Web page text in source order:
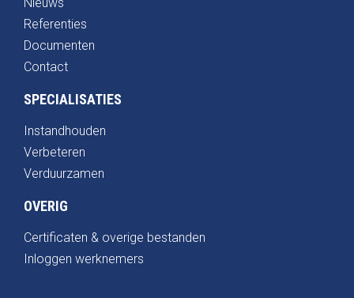
Referenties
Documenten
Contact
SPECIALISATIES
Instandhouden
Verbeteren
Verduurzamen
OVERIG
Certificaten & overige bestanden
Inloggen werknemers